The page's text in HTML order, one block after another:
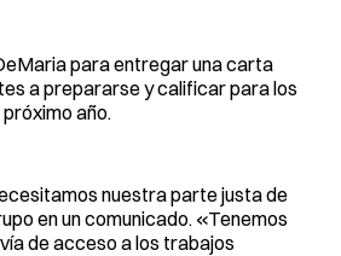
para entregar una carta
a prepararse y calificar para los
año.
nuestra parte justa de
en un comunicado. «Tenemos
de acceso a los trabajos